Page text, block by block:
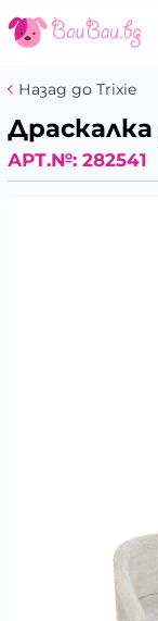
Назад до Trixie
АРТ.№: 282541